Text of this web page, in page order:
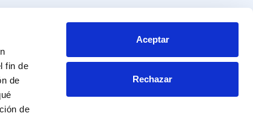
fin de
de
de
Aceptar
Rechazar